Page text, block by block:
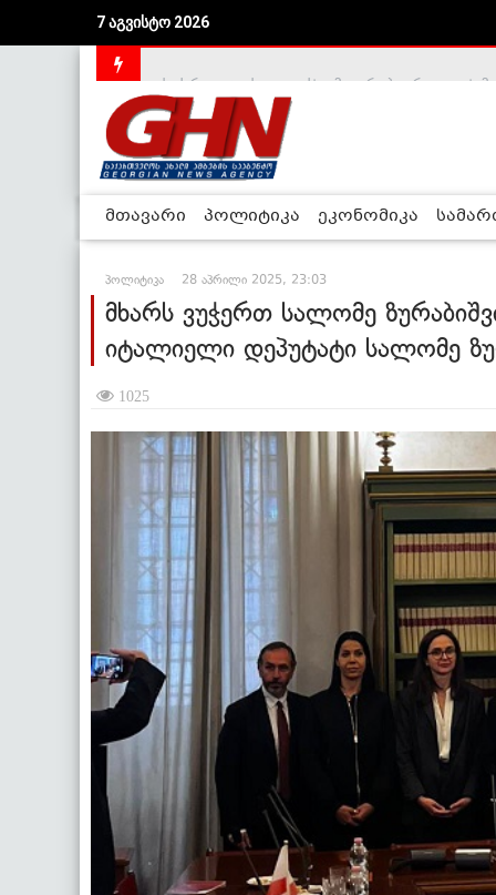
7 აგვისტო 2026
მთავარი პოლიტიკა ეკონომიკა
პოლიტიკა 28 აპრილი 2025, 23:03
მხარს ვუჭერთ სალომე
იტალიელი დეპუტატი სალომე
1025